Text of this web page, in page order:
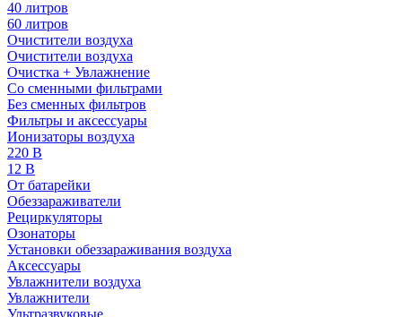
40 литров
60 литров
Очистители воздуха
Очистители воздуха
Очистка + Увлажнение
Cо сменными фильтрами
Без сменных фильтров
Фильтры и аксессуары
Ионизаторы воздуха
220 В
12 В
От батарейки
Обеззараживатели
Рециркуляторы
Озонаторы
Установки обеззараживания воздуха
Аксессуары
Увлажнители воздуха
Увлажнители
Ультразвуковые